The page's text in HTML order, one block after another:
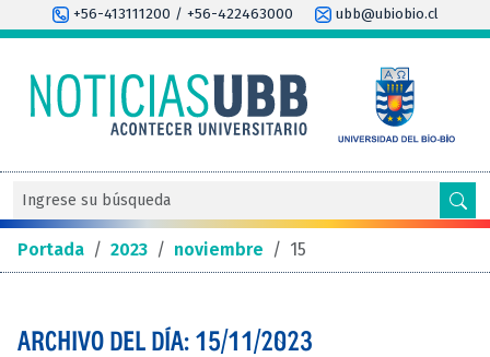
+56-413111200 / +56-422463000 ubb@ubiobio.cl
Portada / 2023 / noviembre / 15
ARCHIVO DEL DÍA: 15/11/2023